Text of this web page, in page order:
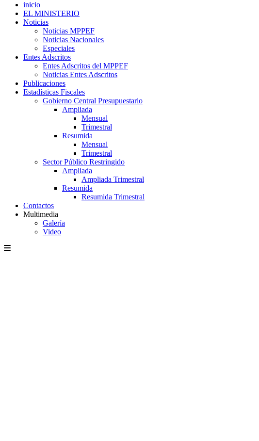
inicio
EL MINISTERIO
Noticias
Noticias MPPEF
Noticias Nacionales
Especiales
Entes Adscritos
Entes Adscritos del MPPEF
Noticias Entes Adscritos
Publicaciones
Estadísticas Fiscales
Gobierno Central Presupuestario
Ampliada
Mensual
Trimestral
Resumida
Mensual
Trimestral
Sector Público Restringido
Ampliada
Ampliada Trimestral
Resumida
Resumida Trimestral
Contactos
Multimedia
Galería
Video